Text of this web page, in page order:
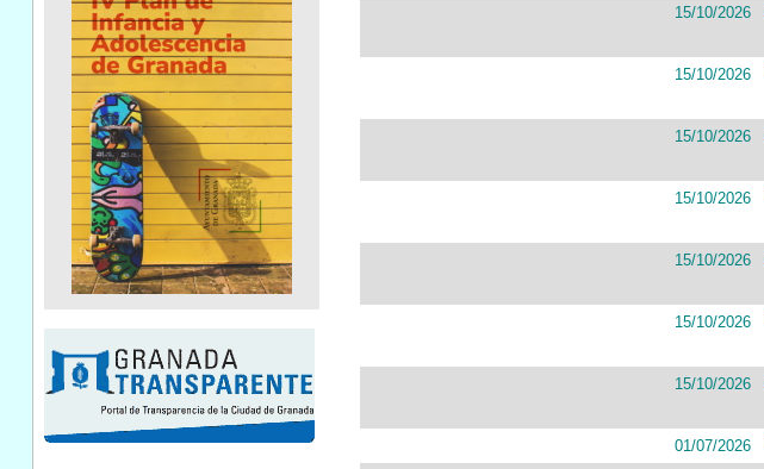
15/10/2026
15/10/2026
15/10/2026
15/10/2026
15/10/2026
15/10/2026
15/10/2026
01/07/2026